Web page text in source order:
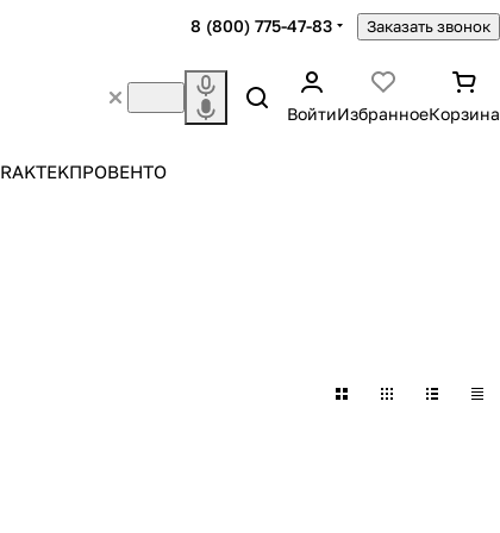
8 (800) 775-47-83 Заказать звонок
ВойтиИзбранноеКорзина
RAKTEKПРОВЕНТО